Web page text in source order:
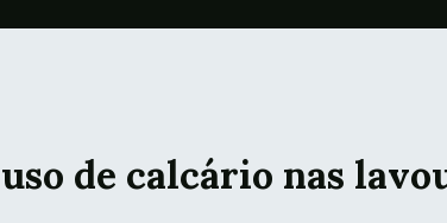
de calcário nas